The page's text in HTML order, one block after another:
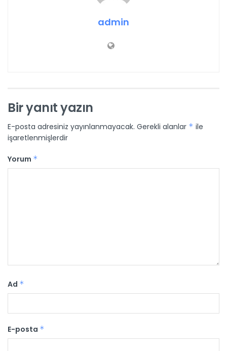
admin
Bir yanıt yazın
E-posta adresiniz yayınlanmayacak. Gerekli alanlar * ile
işaretlenmişlerdir
Yorum *
Ad *
E-posta *